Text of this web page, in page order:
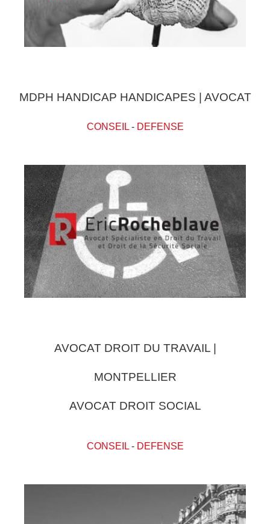
MDPH HANDICAP HANDICAPES | AVOCAT
CONSEIL- DEFENSE
AVOCAT DROIT DU TRAVAIL |
MONTPELLIER
AVOCAT DROIT SOCIAL
CONSEIL- DEFENSE